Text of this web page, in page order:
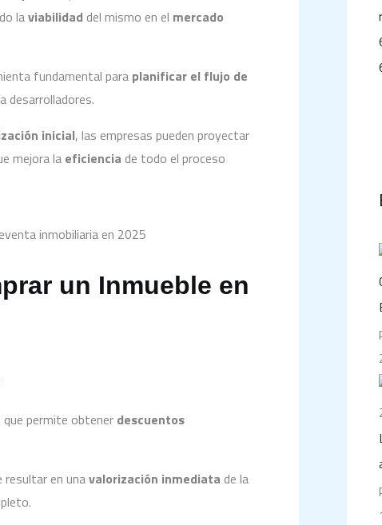
laviabilidad del mismo en el mercado
fundamental para planificar el flujo de
desarrolladores.
inicial, las empresas pueden proyectar
mejora la eficiencia de todo el proceso
un Inmueble en
que permite obtener descuentos
resultar en unavalorización inmediata de la